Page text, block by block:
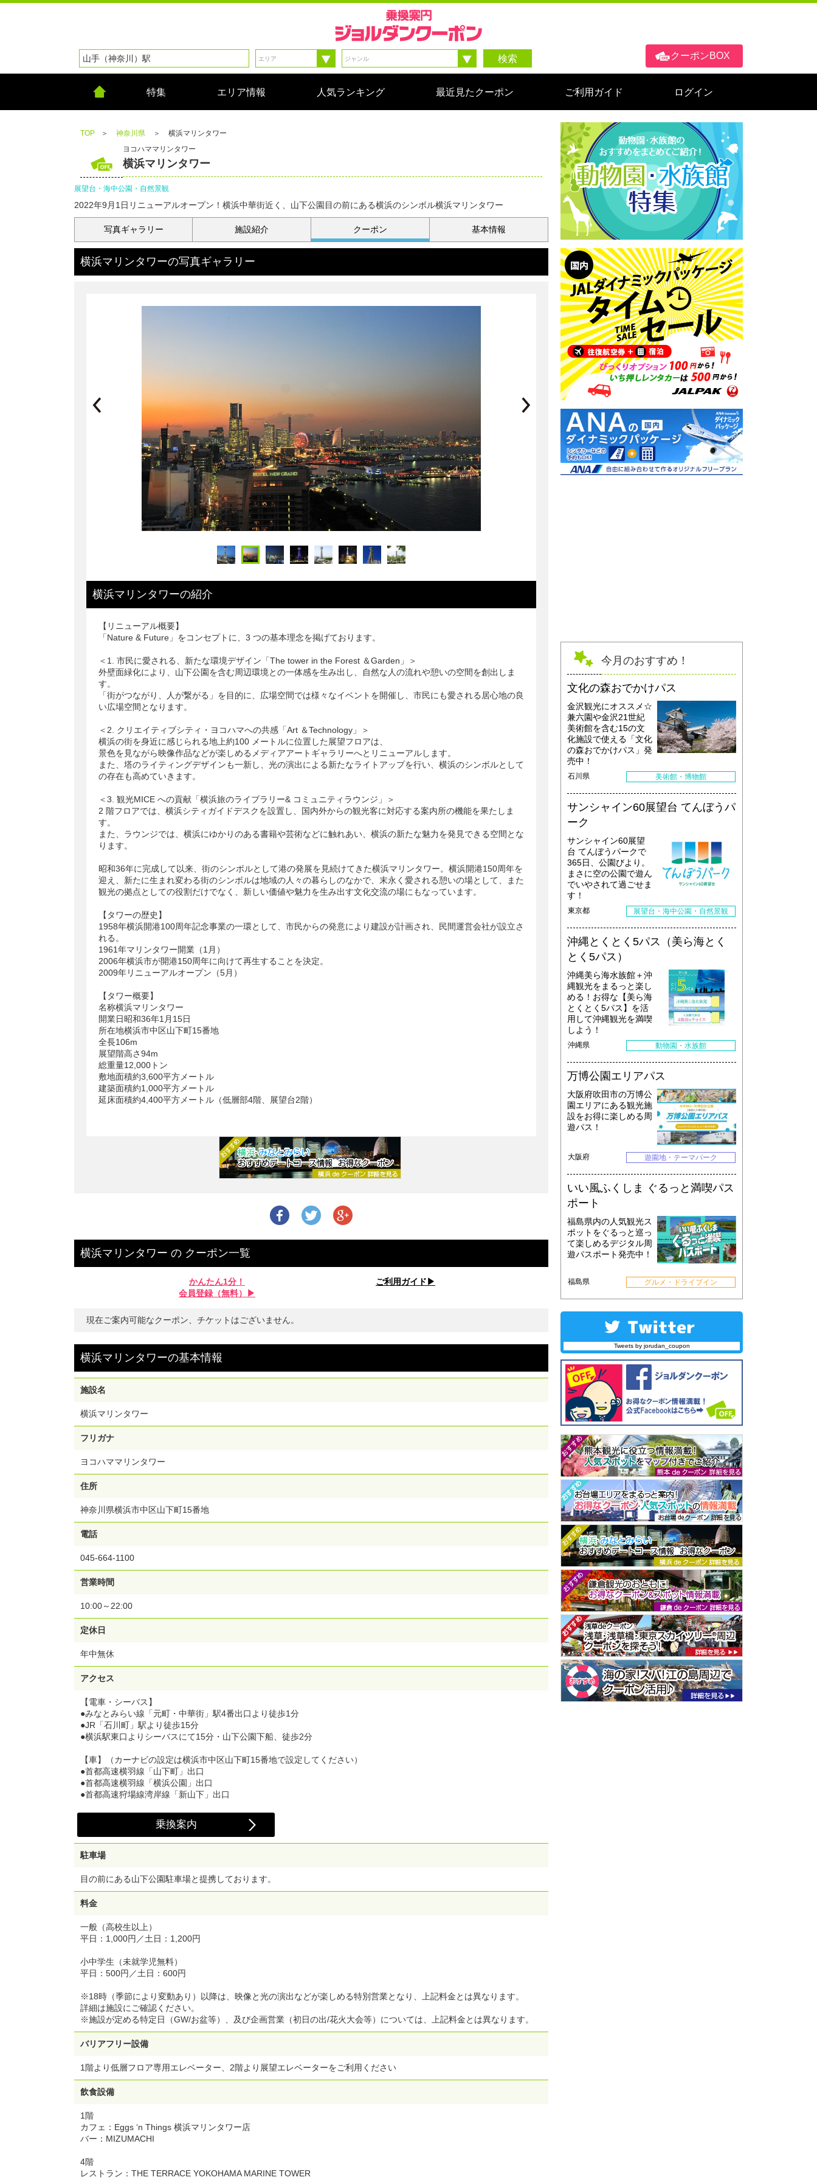
クーポンBOX
検索
特集 エリア情報 人気ランキング 最近見たクーポン ご利用ガイド ログイン
TOP ＞ 神奈川県 ＞
横浜マリンタワー
ヨコハママリンタワー
横浜マリンタワー
展望台・海中公園・自然景観
2022年9月1日リニューアルオープン！横浜中華街近く、山下公園目の前にある横浜のシンボル横浜マリンタワー
写真ギャラリー 施設紹介 クーポン 基本情報
横浜マリンタワーの写真ギャラリー
横浜マリンタワーの紹介
【リニューアル概要】
「Nature & Future」をコンセプトに、3 つの基本理念を掲げております。
＜1. 市民に愛される、新たな環境デザイン「The tower in the Forest ＆Garden」＞
外壁面緑化により、山下公園を含む周辺環境との一体感を生み出し、自然な人の流れや憩いの空間を創出しま
す。
「街がつながり、人が繋がる」を目的に、広場空間では様々なイベントを開催し、市民にも愛される居心地の良
い広場空間となります。
＜2. クリエイティブシティ・ヨコハマへの共感「Art ＆Technology」＞
横浜の街を身近に感じられる地上約100 メートルに位置した展望フロアは、
景色を見ながら映像作品などが楽しめるメディアアートギャラリーへとリニューアルします。
また、塔のライティングデザインも一新し、光の演出による新たなライトアップを行い、横浜のシンボルとして
の存在も高めていきます。
＜3. 観光MICE への貢献「横浜旅のライブラリー& コミュニティラウンジ」＞
2 階フロアでは、横浜シティガイドデスクを設置し、国内外からの観光客に対応する案内所の機能を果たしま
す。
また、ラウンジでは、横浜にゆかりのある書籍や芸術などに触れあい、横浜の新たな魅力を発見できる空間とな
ります。
昭和36年に完成して以来、街のシンボルとして港の発展を見続けてきた横浜マリンタワー。横浜開港150周年を
迎え、新たに生まれ変わる街のシンボルは地域の人々の暮らしのなかで、末永く愛される憩いの場として、また
観光の拠点としての役割だけでなく、新しい価値や魅力を生み出す文化交流の場にもなっています。
【タワーの歴史】
1958年横浜開港100周年記念事業の一環として、市民からの発意により建設が計画され、民間運営会社が設立さ
れる。
1961年マリンタワー開業（1月）
2006年横浜市が開港150周年に向けて再生することを決定。
2009年リニューアルオープン（5月）
【タワー概要】
名称横浜マリンタワー
開業日昭和36年1月15日
所在地横浜市中区山下町15番地
全長106m
展望階高さ94m
総重量12,000トン
敷地面積約3,600平方メートル
建築面積約1,000平方メートル
延床面積約4,400平方メートル（低層部4階、展望台2階）
横浜マリンタワー の クーポン一覧
かんたん1分！
会員登録（無料）▶︎
ご利用ガイド▶︎
現在ご案内可能なクーポン、チケットはございません。
横浜マリンタワーの基本情報
施設名
横浜マリンタワー
フリガナ
ヨコハママリンタワー
住所
神奈川県横浜市中区山下町15番地
電話
045-664-1100
営業時間
10:00～22:00
定休日
年中無休
アクセス
【電車・シーバス】
●みなとみらい線「元町・中華街」駅4番出口より徒歩1分
●JR「石川町」駅より徒歩15分
●横浜駅東口よりシーバスにて15分・山下公園下船、徒歩2分
【車】（カーナビの設定は横浜市中区山下町15番地で設定してください）
●首都高速横羽線「山下町」出口
●首都高速横羽線「横浜公園」出口
●首都高速狩場線湾岸線「新山下」出口
乗換案内
駐車場
目の前にある山下公園駐車場と提携しております。
料金
一般（高校生以上）
平日：1,000円／土日：1,200円
小中学生（未就学児無料）
平日：500円／土日：600円
※18時（季節により変動あり）以降は、映像と光の演出などが楽しめる特別営業となり、上記料金とは異なります。
詳細は施設にご確認ください。
※施設が定める特定日（GW/お盆等）、及び企画営業（初日の出/花火大会等）については、上記料金とは異なります。
バリアフリー設備
1階より低層フロア専用エレベーター、2階より展望エレベーターをご利用ください
飲食設備
1階
カフェ：Eggs ‘n Things 横浜マリンタワー店
バー：MIZUMACHI
4階
レストラン：THE TERRACE YOKOHAMA MARINE TOWER
今月のおすすめ！
文化の森おでかけパス
金沢観光にオススメ☆
兼六園や金沢21世紀
美術館を含む15の文
化施設で使える「文化
の森おでかけパス」発
売中！
石川県 美術館・博物館
サンシャイン60展望台 てんぼうパ
ーク
サンシャイン60展望
台 てんぼうパークで
365日、公園びより。
まさに空の公園で遊ん
でいやされて過ごせま
す！
東京都 展望台・海中公園・自然景観
沖縄とくとく5パス（美ら海とく
とく5パス）
沖縄美ら海水族館＋沖
縄観光をまるっと楽し
める！お得な【美ら海
とくとく5パス】を活
用して沖縄観光を満喫
しよう！
沖縄県 動物園・水族館
万博公園エリアパス
大阪府吹田市の万博公
園エリアにある観光施
設をお得に楽しめる周
遊パス！
大阪府 遊園地・テーマパーク
いい風ふくしま ぐるっと満喫パス
ポート
福島県内の人気観光ス
ポットをぐるっと巡っ
て楽しめるデジタル周
遊パスポート発売中！
福島県 グルメ・ドライブイン
Tweets by jorudan_coupon